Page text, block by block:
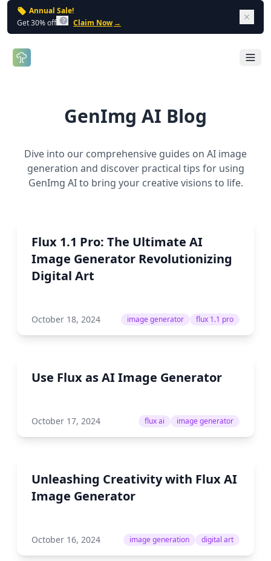
Annual Sale!
Get 30% off
Claim Now →
Open
GenImg AI Blog
Dive into our comprehensive guides on AI image
generation and discover practical tips for using
GenImg AI to bring your creative visions to life.
Flux 1.1 Pro: The Ultimate AI
Image Generator Revolutionizing
Digital Art
October 18, 2024 image generator flux 1.1 pro
Use Flux as AI Image Generator
October 17, 2024 flux ai image generator
Unleashing Creativity with Flux AI
Image Generator
October 16, 2024 image generation digital art